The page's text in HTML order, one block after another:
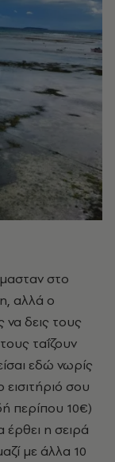
στο
αλλά ο
δεις τους
ταΐζουν
εδώ νωρίς
σου
περίπου 10€)
έρθει η σειρά
με άλλα 10